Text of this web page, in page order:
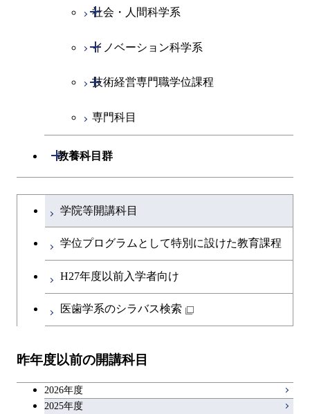
社会・人間科学系
開閉
社会・人間科学コース
イノベーション科学系
開閉
イノベーション科学コース
人間医療科学技術コース
技術経営専門職学位課程
開閉
技術経営専門職学位課程
専門科目
教養科目群
開閉
文系教養科目
英語科目
第二外国語科目
キャリア科目
大学院課程を切り替える
学院等開講科目
学位プログラムとして特別に設けた教育課程
H27年度以前入学者向け
医歯学系のシラバス検索
昨年度以前の開講科目
2026年度
2025年度